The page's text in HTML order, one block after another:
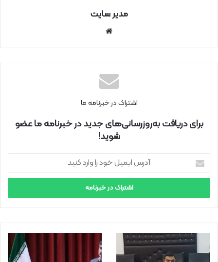
مدیر سایت
نتی
اشتراک در خبرنامه ما
برای دریافت به‌روزرسانی‌های جدید در خبرنامه ما عضو
شوید!
ر
ا
ی
خ